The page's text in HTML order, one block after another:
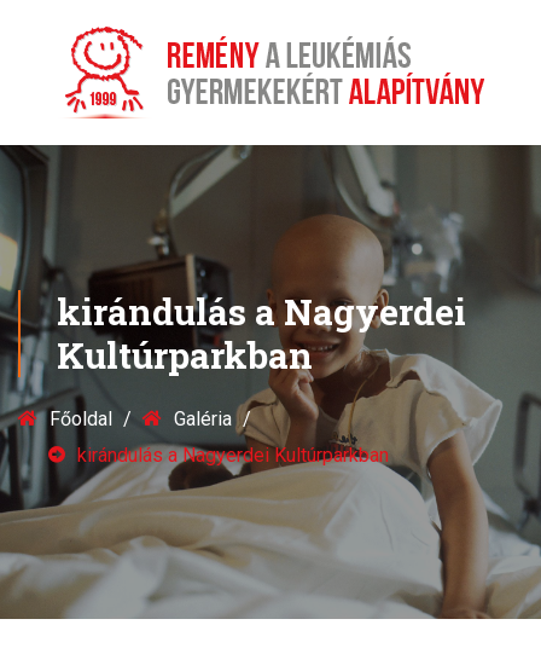
kirándulás a Nagyerdei
Kultúrparkban
Főoldal
Galéria
kirándulás a Nagyerdei Kultúrparkban